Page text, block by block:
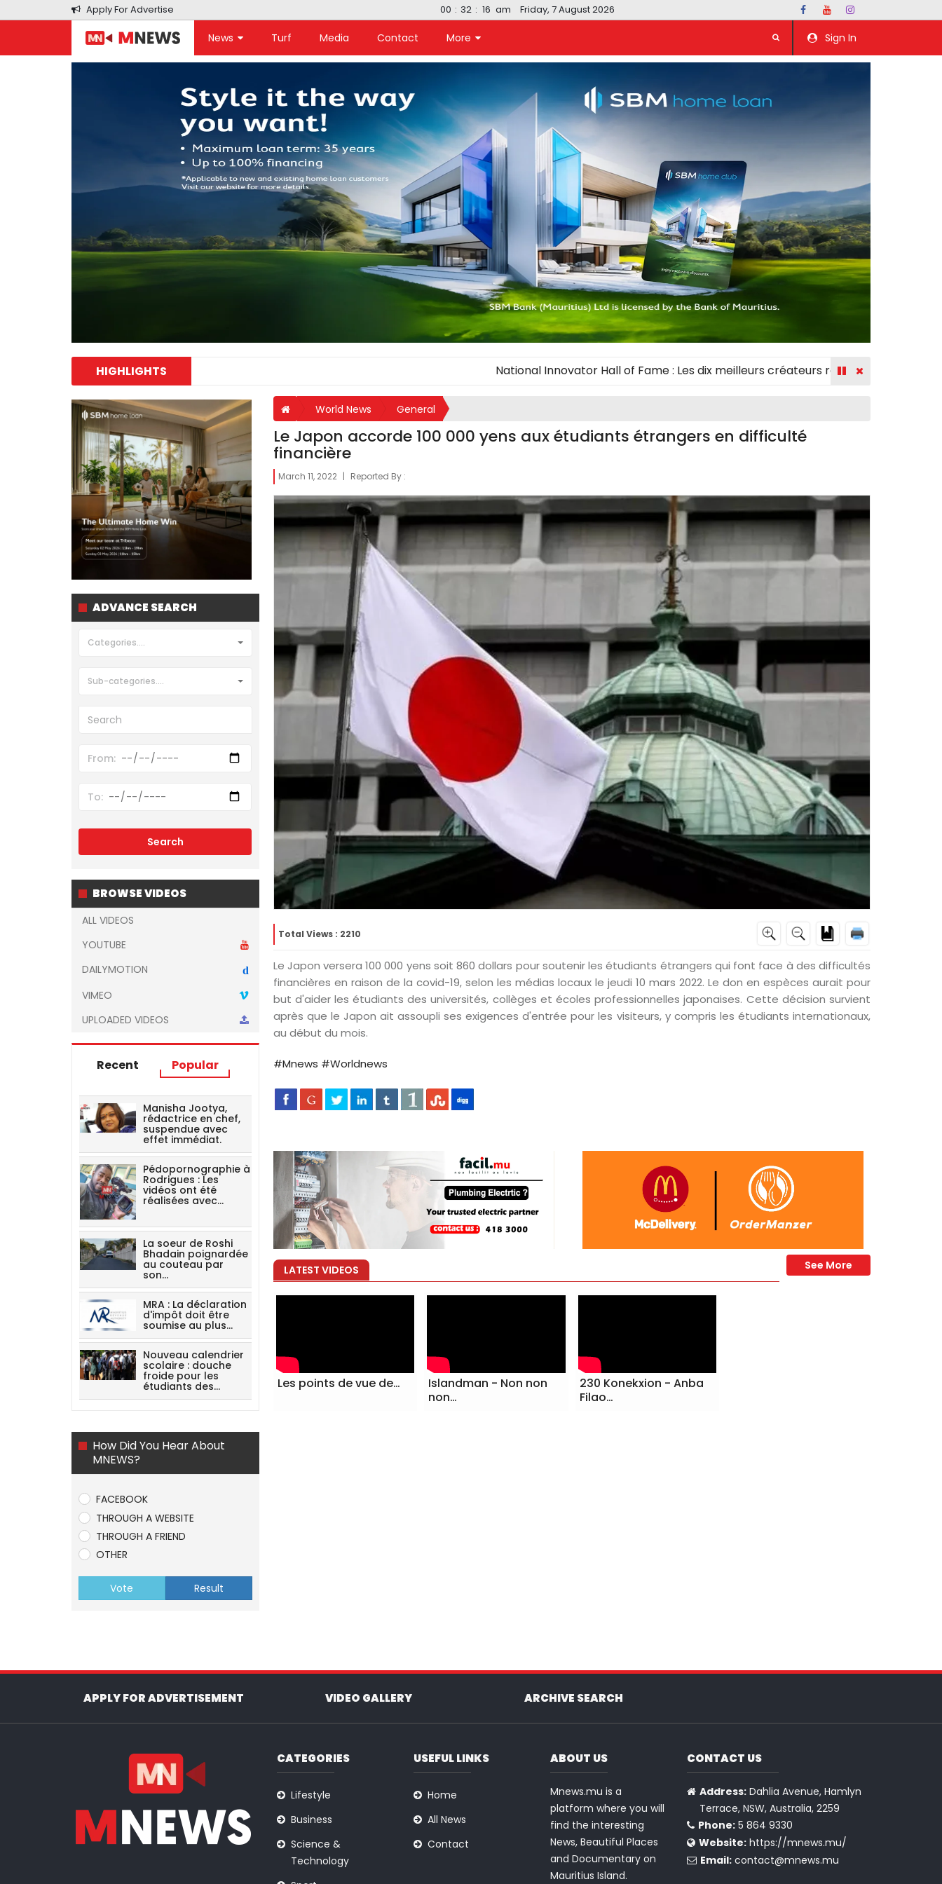
Apply For Advertise 00 : 32 : 17 am Friday, 7 August 2026
News Turf Media Contact More Sign In
HIGHLIGHTS National Innovator Hall of Fame : Les dix meilleurs créateurs récompensés
ADVANCE SEARCH
Categories....
Sub-categories....
BROWSE VIDEOS
ALL VIDEOS
YOUTUBE
DAILYMOTION
d
VIMEO
UPLOADED VIDEOS
Recent Popular
Manisha Jootya,
rédactrice en chef,
suspendue avec
effet immédiat.
Pédopornographie à
Rodrigues : Les
vidéos ont été
réalisées avec…
La soeur de Roshi
Bhadain poignardée
au couteau par
son…
MRA : La déclaration
d'impôt doit être
soumise au plus…
Nouveau calendrier
scolaire : douche
froide pour les
étudiants des…
How Did You Hear About
MNEWS?
FACEBOOK
THROUGH A WEBSITE
THROUGH A FRIEND
OTHER
Vote Result
World News General
Le Japon accorde 100 000 yens aux étudiants étrangers en difficulté
financière
March 11, 2022 | Reported By :
Total Views : 2210
Le Japon versera 100 000 yens soit 860 dollars pour soutenir les étudiants étrangers qui font face à des difficultés
financières en raison de la covid-19, selon les médias locaux le jeudi 10 mars 2022. Le don en espèces aurait pour
but d'aider les étudiants des universités, collèges et écoles professionnelles japonaises. Cette décision survient
après que le Japon ait assoupli ses exigences d'entrée pour les visiteurs, y compris les étudiants internationaux,
au début du mois.
#Mnews #Worldnews
LATEST VIDEOS
Les points de vue de…
Islandman - Non non
non…
230 Konekxion - Anba
Filao…
APPLY FOR ADVERTISEMENT VIDEO GALLERY ARCHIVE SEARCH
CATEGORIES
Lifestyle
Business
Science &
Technology
USEFUL LINKS
Home
All News
Contact
ABOUT US
Mnews.mu is a
platform where you will
find the interesting
News, Beautiful Places
and Documentary on
Mauritius Island.
CONTACT US
Address: Dahlia Avenue, Hamlyn
Terrace, NSW, Australia, 2259
Phone:5 864 9330
Website: https://mnews.mu/
Email: contact@mnews.mu